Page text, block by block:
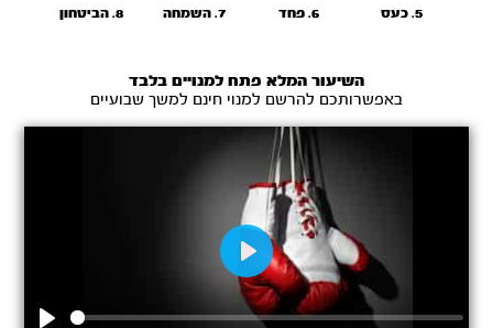
5. כעס 6. פחד 7. השמחה 8. הביטחון
השיעור המלא פתח למנויים בלבד
באפשרותכם להרשם למנוי חינם למשך שבועיים
Play